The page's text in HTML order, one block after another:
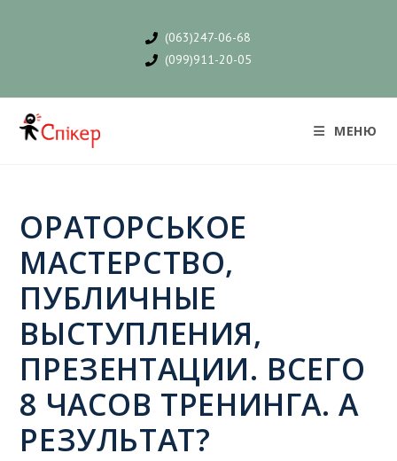
(063)247-06-68
(099)911-20-05
МЕНЮ
ОРАТОРСЬКОЕ
МАСТЕРСТВО,
ПУБЛИЧНЫЕ
ВЫСТУПЛЕНИЯ,
ПРЕЗЕНТАЦИИ. ВСЕГО
8 ЧАСОВ ТРЕНИНГА. А
РЕЗУЛЬТАТ?